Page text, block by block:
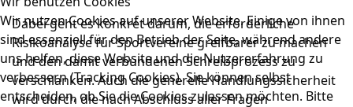
Dabei geht es konkret darum, die erforderliche
Risikoanalyse für Sportvereine greifbarer zu machen
und den damit verbundenen Schreibprozess zu
verschlanken. Auch die generelle Handlungssicherheit
wird durch die nach Abschluss aller Fragen
Wir nutzen Cookies auf unserer Website. Einige von ihnen
sind essenziell für den Betrieb der Seite, während andere
uns helfen, diese Website und die Nutzererfahrung zu
verbessern (Tracking Cookies). Sie können selbst
entscheiden, ob Sie die Cookies zulassen möchten. Bitte